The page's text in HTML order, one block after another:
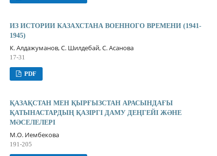
ИЗ ИСТОРИИ КАЗАХСТАНА ВОЕННОГО ВРЕМЕНИ (1941-
1945)
К. Алдажуманов, С. Шилдебай, С. Асанова
17-31
PDF
ҚАЗАҚСТАН МЕН ҚЫРҒЫЗСТАН АРАСЫНДАҒЫ
ҚАТЫНАСТАРДЫҢ ҚАЗІРГІ ДАМУ ДЕҢГЕЙІ ЖƏНЕ
МƏСЕЛЕЛЕРІ
М.О. Иембекова
191-205